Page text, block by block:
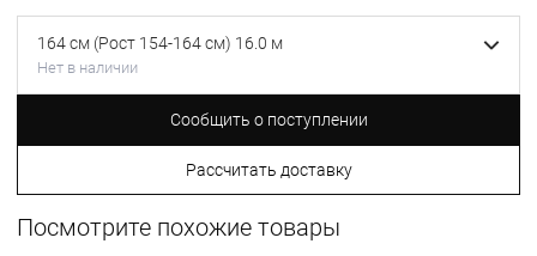
164 см (Рост 154-164 см) 16.0 м
Нет в наличии
Сообщить о поступлении
Рассчитать доставку
Посмотрите похожие товары